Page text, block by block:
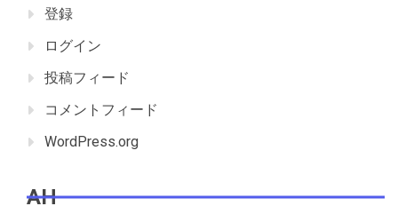
登録
ログイン
投稿フィード
コメントフィード
WordPress.org
AH